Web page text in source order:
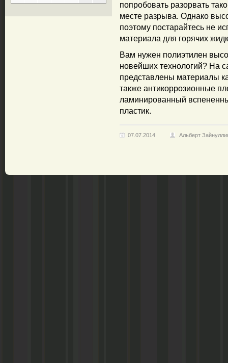
попробовать разорвать
месте разрыва. Однако
поэтому постарайтесь не
материала для горячих
Вам нужен полиэтилен
новейших технологий? На
представлены материалы
также антикоррозионные
ламинированный
пластик.
07.07.2014 Альберт